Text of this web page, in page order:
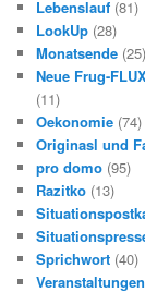
Lebenslauf (81)
LookUp (28)
Monatsende (25)
Neue Frug-
(11)
Oekonomie (74)
Originasl und
pro domo (95)
Razitko (13)
Sprichwort (40)
Veranstaltungen